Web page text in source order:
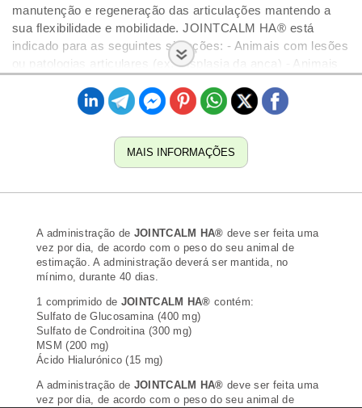
manutenção e regeneração das articulações mantendo a
sua flexibilidade e mobilidade. JOINTCALM HA® está
indicado para as seguintes situações: - Animais com lesões
ou patologias articulares (ex: Displasia da anca) - Animais
Durante o período de crescimento JOINTCALM HA® atua
conferindo proteção articular, permitindo ao seu animal de
estimação manter a mobilidade e flexibilidade ideais para
uma vida feliz. Este facto deve-se à combinação das
seguintes substâncias: Glucosamina: substância essencial
Este tipo de estrutura funciona como amortecedor da
articulação sendo que a condroitina tem ainda uma função
lubrificante da articulação. MSM: forma orgânica de enxofre
que alivia a rigidez, inchaço e dor articular permitindo uma
natural mobilidade da articulação. Ácido Hialurónico:
componente do líquido sinovial das articulações que tem
como função a lubrificação da articulação. Colagénio:
proteína estrutural fibrosa que compõe as fibras brancas da
cartilagem e de todos os outros tecidos conjuntivos.
COMPOSIÇÃO | MODO DE UTILIZAÇÃO A administração
MAIS INFORMAÇÕES
A administração de JOINTCALM HA® deve ser feita uma
vez por dia, de acordo com o peso do seu animal de
estimação. A administração deverá ser mantida, no
mínimo, durante 40 dias.
1 comprimido de JOINTCALM HA® contém:
Sulfato de Glucosamina (400 mg)
Sulfato de Condroitina (300 mg)
MSM (200 mg)
Ácido Hialurónico (15 mg)
A administração de JOINTCALM HA® deve ser feita uma
vez por dia, de acordo com o peso do seu animal de